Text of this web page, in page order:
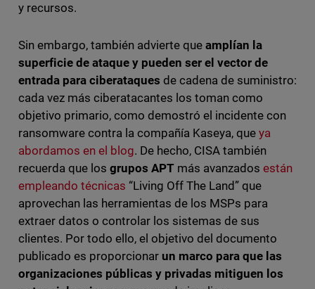
y recursos.
Sin embargo, también advierte queamplían la
superficie de ataque y pueden ser el vector de
entrada para ciberataques de cadena de suministro:
cada vez más ciberatacantes los toman como
objetivo primario, como demostró el incidente con
ransomware contra la compañía Kaseya, queya
abordamos en el blog. De hecho, CISA también
recuerda que los grupos APT más avanzadosestán
empleando técnicas “Living Off The Land” que
aprovechan las herramientas de los MSPs para
extraer datos o controlar los sistemas de sus
clientes. Por todo ello, el objetivo del documento
publicado es proporcionar un marco para que las
organizaciones públicas y privadas mitiguen los